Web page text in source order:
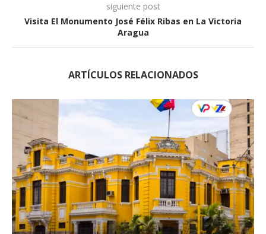
siguiente post
Visita El Monumento José Félix Ribas en La Victoria
Aragua
ARTÍCULOS RELACIONADOS